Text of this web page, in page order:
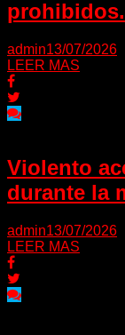
prohibidos.
admin13/07/2026
LEER MAS
Violento
durante la
admin13/07/2026
LEER MAS